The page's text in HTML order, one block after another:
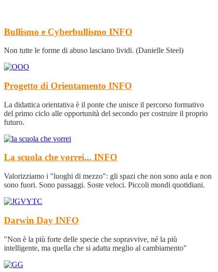
Bullismo e Cyberbullismo INFO
Non tutte le forme di abuso lasciano lividi. (Danielle Steel)
Progetto di Orientamento INFO
La didattica orientativa è il ponte che unisce il percorso formativo
del primo ciclo alle opportunità del secondo per costruire il proprio
futuro.
La scuola che vorrei... INFO
Valorizziamo i "luoghi di mezzo": gli spazi che non sono aula e non
sono fuori. Sono passaggi. Soste veloci. Piccoli mondi quotidiani.
Darwin Day INFO
"Non è la più forte delle specie che sopravvive, né la più
intelligente, ma quella che si adatta meglio al cambiamento"